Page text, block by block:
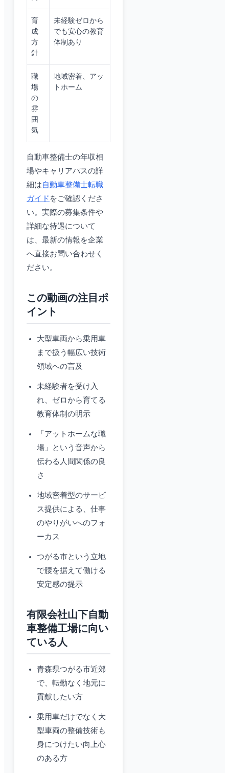
育
成
方
針
未経験ゼロから
でも安心の教育
体制あり
職
場
の
雰
囲
気
地域密着、アッ
トホーム
自動車整備士の年収相
場やキャリアパスの詳
細は自動車整備士転職
ガイド をご確認くださ
い。実際の募集条件や
詳細な待遇について
は、最新の情報を企業
へ直接お問い合わせく
ださい。
この動画の注目ポ
イント
大型車両から乗用車
まで扱う幅広い技術
領域への言及
未経験者を受け入
れ、ゼロから育てる
教育体制の明示
「アットホームな職
場」という音声から
伝わる人間関係の良
さ
地域密着型のサービ
ス提供による、仕事
のやりがいへのフォ
ーカス
つがる市という立地
で腰を据えて働ける
安定感の提示
有限会社山下自動
車整備工場に向い
ている人
青森県つがる市近郊
で、転勤なく地元に
貢献したい方
乗用車だけでなく大
型車両の整備技術も
身につけたい向上心
のある方